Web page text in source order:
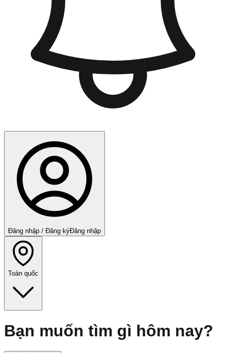
Đăng nhập / Đăng kýĐăng nhập
Toàn quốc
Bạn muốn tìm gì hôm nay?